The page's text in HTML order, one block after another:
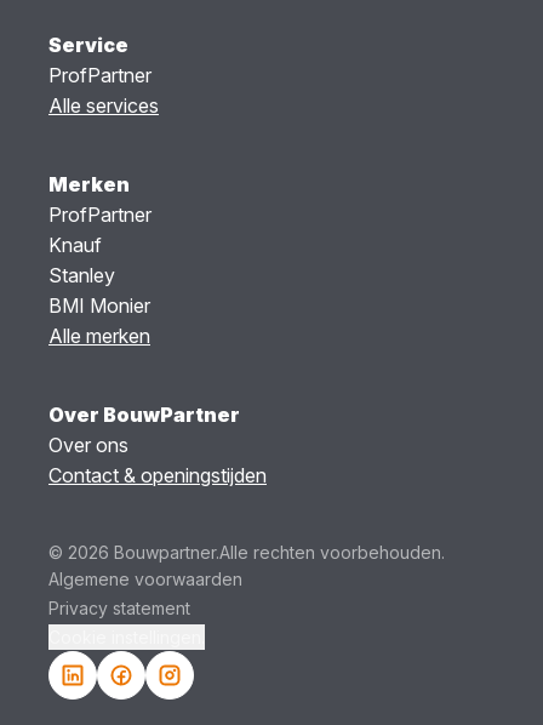
Service
ProfPartner
Alle services
Merken
ProfPartner
Knauf
Stanley
BMI Monier
Alle merken
Over BouwPartner
Over ons
Contact & openingstijden
© 2026 Bouwpartner.Alle rechten voorbehouden.
Algemene voorwaarden
Privacy statement